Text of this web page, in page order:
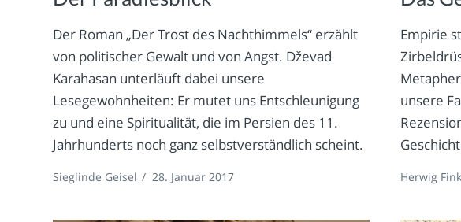
Der Roman „Der Trost des Nachthimmels“ erzählt
von politischer Gewalt und von Angst. Dževad
Karahasan unterläuft dabei unsere
Lesegewohnheiten: Er mutet uns Entschleunigung
zu und eine Spiritualität, die im Persien des 11.
Jahrhunderts noch ganz selbstverständlich scheint.
Sieglinde Geisel / 28. Januar 2017
Empirie
unsere
Herwig